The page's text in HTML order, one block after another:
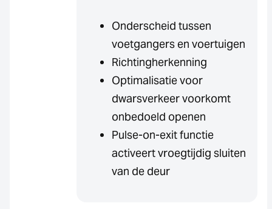
Onderscheid tussen
voetgangers en voertuigen
Richtingherkenning
Optimalisatie voor
dwarsverkeer voorkomt
onbedoeld openen
Pulse-on-exit functie
activeert vroegtijdig sluiten
van de deur